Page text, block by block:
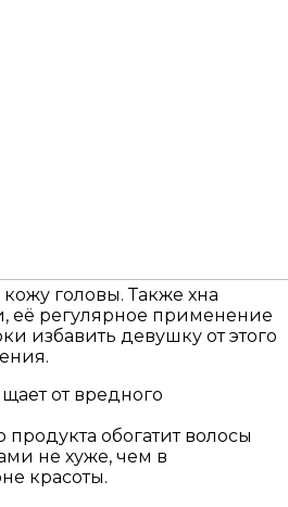
головы. Также хна
её регулярное применение
избавить девушку от этого
от вредного
продукта обогатит волосы
не хуже, чем в
красоты.